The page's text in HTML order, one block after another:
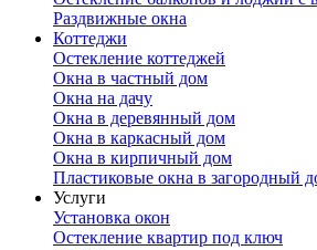
Раздвижные окна
Коттеджи
Остекление коттеджей
Окна в частный дом
Окна на дачу
Окна в деревянный дом
Окна в каркасный дом
Окна в кирпичный дом
Пластиковые окна в загородный
Услуги
Установка окон
Остекление квартир под ключ